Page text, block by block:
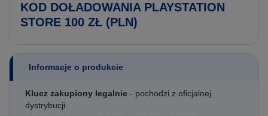
KOD DOŁADOWANIA PLAYSTATION
STORE 100 ZŁ (PLN)
Informacje o produkcie
Klucz zakupiony legalnie - pochodzi z oficjalnej
dystrybucji.